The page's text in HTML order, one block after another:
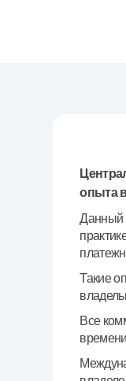
Найти
Часто
Следите за
опыта
Данный
Такие
Все